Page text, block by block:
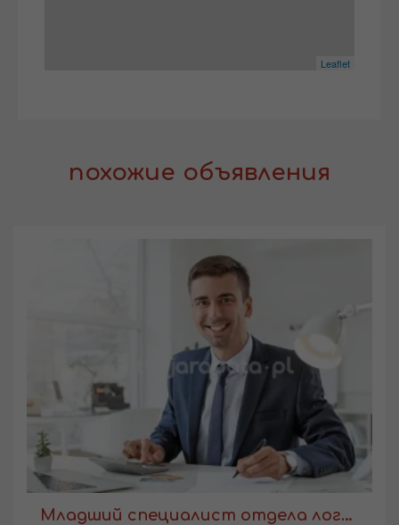
Leaflet
похожие объявления
Младший специалист отдела логистики